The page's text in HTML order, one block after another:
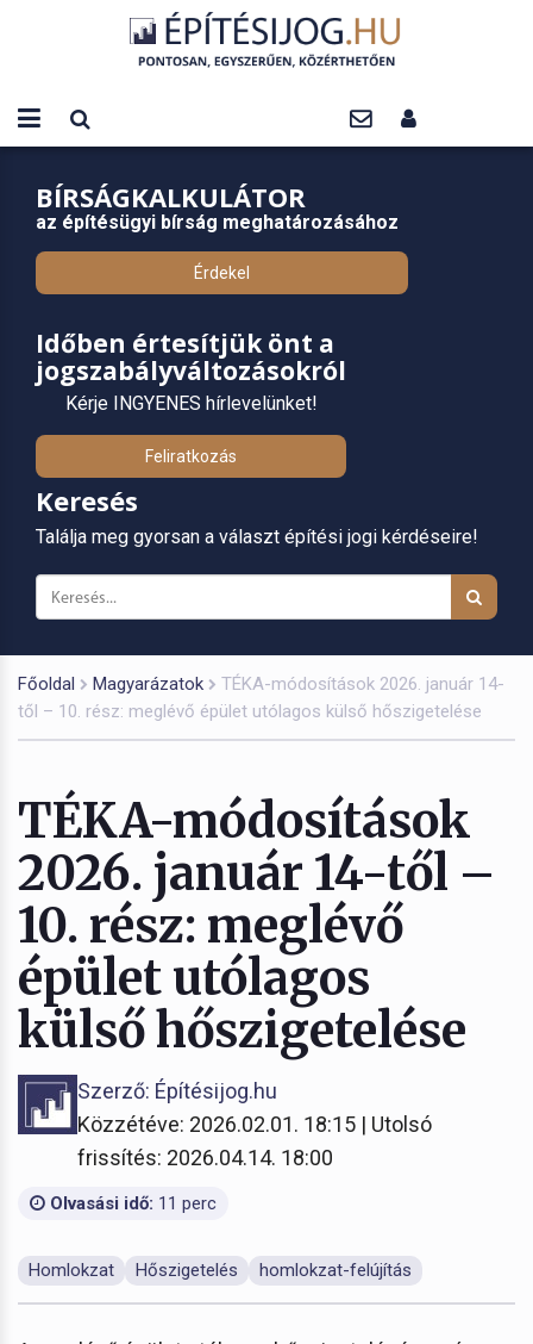
BÍRSÁGKALKULÁTOR
az építésügyi bírság meghatározásához
Érdekel
Időben értesítjük önt a
jogszabályváltozásokról
Kérje INGYENES hírlevelünket!
Feliratkozás
Keresés
Találja meg gyorsan a választ építési jogi kérdéseire!
Főoldal Magyarázatok
TÉKA-módosítások 2026. január 14-
től – 10. rész: meglévő épület utólagos külső hőszigetelése
TÉKA-módosítások
2026. január 14-től –
10. rész: meglévő
épület utólagos
külső hőszigetelése
Szerző: Építésijog.hu
Közzétéve: 2026.02.01. 18:15 | Utolsó
frissítés: 2026.04.14. 18:00
Olvasási idő: 11 perc
Homlokzat Hőszigetelés homlokzat-felújítás